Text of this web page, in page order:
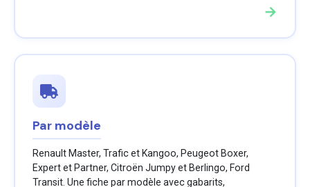
→
Par modèle
Renault Master, Trafic et Kangoo, Peugeot Boxer,
Expert et Partner, Citroën Jumpy et Berlingo, Ford
Transit. Une fiche par modèle avec gabarits,